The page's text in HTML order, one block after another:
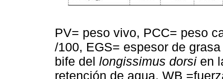
PV= peso vivo, PCC= peso
/100, EGS= espesor de
bife del longissimus dorsi en
retención de agua, WB